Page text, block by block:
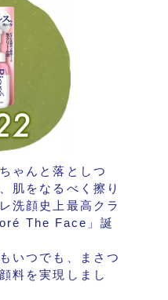
ゃんと落としつ
肌をなるべく擦り
洗顔史上最高クラ
The Face」誕
いつでも、まさつ
料を実現しまし